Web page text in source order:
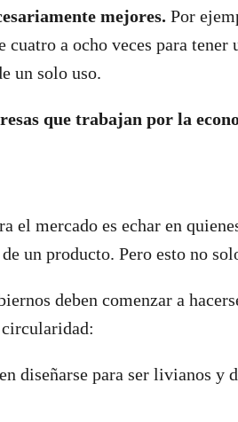
mejores. Por
cuatro a ocho veces para
un solo uso.
que trabajan por la
el mercado es echar en
un producto. Pero esto no
deben comenzar a
diseñarse para ser livianos y